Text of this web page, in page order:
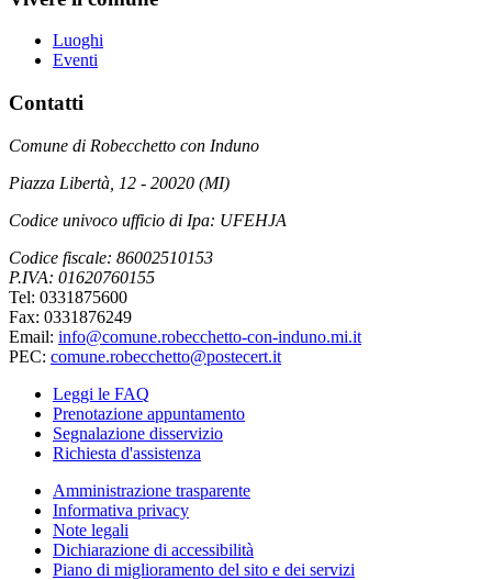
Luoghi
Eventi
Contatti
Comune di Robecchetto con Induno
Piazza Libertà, 12 - 20020 (MI)
Codice univoco ufficio di Ipa: UFEHJA
Codice fiscale: 86002510153
P.IVA: 01620760155
Tel: 0331875600
Fax: 0331876249
Email: info@comune.robecchetto-con-induno.mi.it
PEC: comune.robecchetto@postecert.it
Leggi le FAQ
Prenotazione appuntamento
Segnalazione disservizio
Richiesta d'assistenza
Amministrazione trasparente
Informativa privacy
Note legali
Dichiarazione di accessibilità
Piano di miglioramento del sito e dei servizi